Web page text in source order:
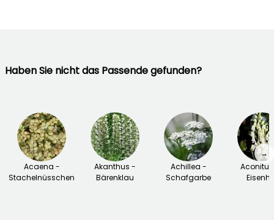
Haben Sie nicht das Passende gefunden?
Acaena -
Stachelnüsschen
Akanthus -
Bärenklau
Achillea -
Schafgarbe
→